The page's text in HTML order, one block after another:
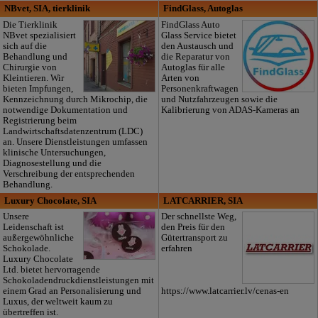
NBvet, SIA, tierklinik
Die Tierklinik
NBvet spezialisiert
sich auf die
Behandlung und
Chirurgie von
Kleintieren. Wir
bieten Impfungen,
Kennzeichnung durch Mikrochip, die
notwendige Dokumentation und
Registrierung beim
Landwirtschaftsdatenzentrum (LDC)
an. Unsere Dienstleistungen umfassen
klinische Untersuchungen,
Diagnosestellung und die
Verschreibung der entsprechenden
Behandlung.
FindGlass, Autoglas
FindGlass Auto
Glass Service bietet
den Austausch und
die Reparatur von
Autoglas für alle
Arten von
Personenkraftwagen
und Nutzfahrzeugen sowie die
Kalibrierung von ADAS-Kameras an
Luxury Chocolate, SIA
Unsere
Leidenschaft ist
außergewöhnliche
Schokolade.
Luxury Chocolate
Ltd. bietet hervorragende
Schokoladendruckdienstleistungen mit
einem Grad an Personalisierung und
Luxus, der weltweit kaum zu
übertreffen ist.
LATCARRIER, SIA
Der schnellste Weg,
den Preis für den
Gütertransport zu
erfahren
https://www.latcarrier.lv/cenas-en